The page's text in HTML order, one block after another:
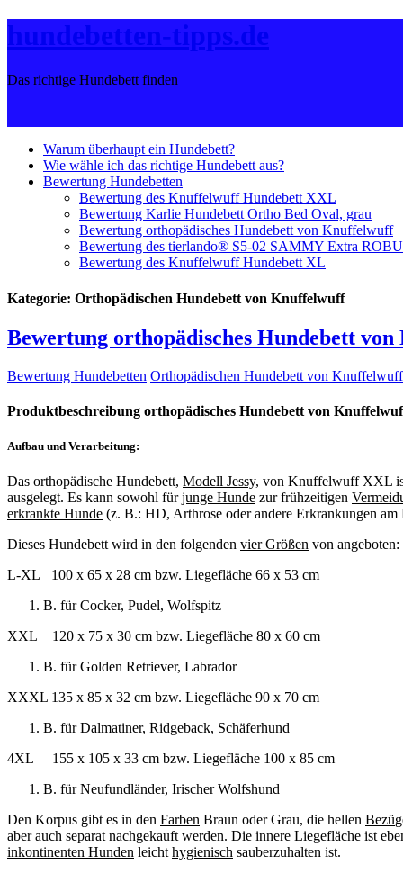
hundebetten-tipps.de
Das richtige Hundebett finden
Warum überhaupt ein Hundebett?
Wie wähle ich das richtige Hundebett aus?
Bewertung Hundebetten
Bewertung des Knuffelwuff Hundebett XXL
Bewertung Karlie Hundebett Ortho Bed Oval, grau
Bewertung orthopädisches Hundebett von Knuffelwuff
Bewertung des tierlando® S5-02 SAMMY Extra
Bewertung des Knuffelwuff Hundebett XL
Kategorie: Orthopädischen Hundebett von Knuffelwuff
Bewertung orthopädisches Hundebett
Bewertung Hundebetten Orthopädischen Hundebett von Knuffelwuff
Produktbeschreibung orthopädisches Hundebett von
Aufbau und Verarbeitung:
Das orthopädische Hundebett, Modell Jessy, von Knuffelwuff XXL
ausgelegt. Es kann sowohl fürjunge Hunde zur frühzeitigen
erkrankte Hunde (z. B.: HD, Arthrose oder andere Erkrankungen am
Dieses Hundebett wird in den folgenden vier Größen von angeboten:
L-XL 100 x 65 x 28 cm bzw. Liegefläche 66 x 53 cm
B. für Cocker, Pudel, Wolfspitz
XXL 120 x 75 x 30 cm bzw. Liegefläche 80 x 60 cm
B. für Golden Retriever, Labrador
XXXL 135 x 85 x 32 cm bzw. Liegefläche 90 x 70 cm
B. für Dalmatiner, Ridgeback, Schäferhund
4XL 155 x 105 x 33 cm bzw. Liegefläche 100 x 85 cm
B. für Neufundländer, Irischer Wolfshund
Den Korpus gibt es in den Farben Braun oder Grau, die hellen Bezü
aber auch separat nachgekauft werden. Die innere Liegefläche ist
inkontinenten Hunden leichthygienisch sauberzuhalten ist.